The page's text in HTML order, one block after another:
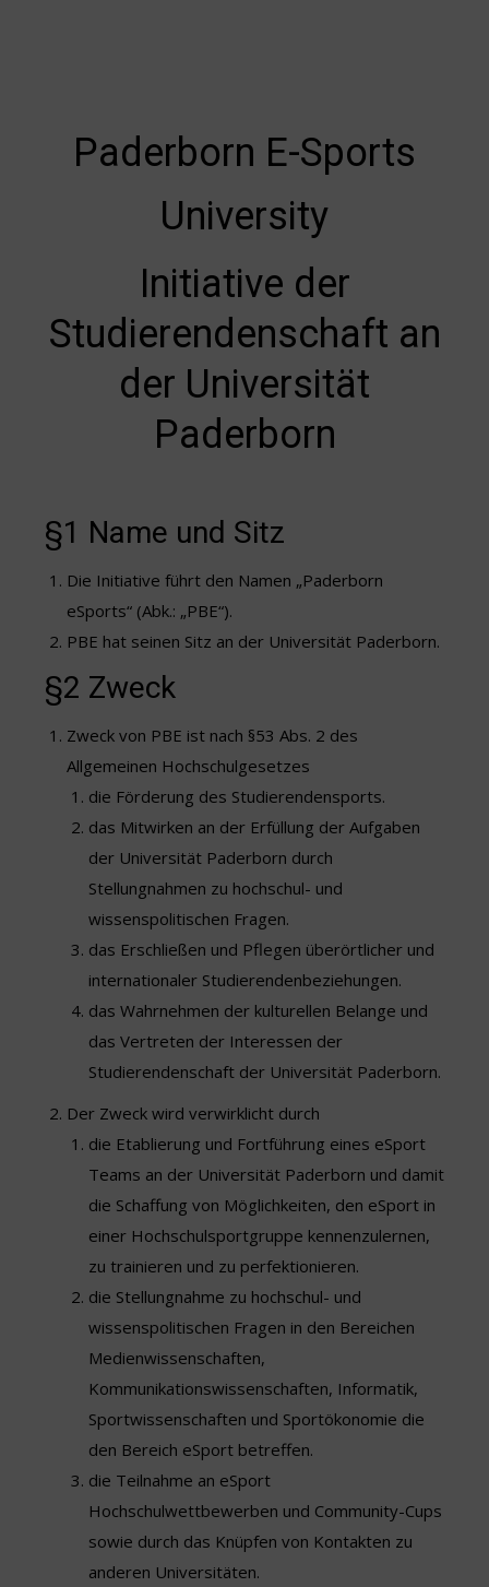
Paderborn E-Sports
University
Initiative der
Studierendenschaft an
der Universität
Paderborn
§1 Name und Sitz
Die Initiative führt den Namen „Paderborn
eSports“ (Abk.: „PBE“).
PBE hat seinen Sitz an der Universität Paderborn.
§2 Zweck
Zweck von PBE ist nach §53 Abs. 2 des
Allgemeinen Hochschulgesetzes
die Förderung des Studierendensports.
das Mitwirken an der Erfüllung der Aufgaben
der Universität Paderborn durch
Stellungnahmen zu hochschul- und
wissenspolitischen Fragen.
das Erschließen und Pflegen überörtlicher und
internationaler Studierendenbeziehungen.
das Wahrnehmen der kulturellen Belange und
das Vertreten der Interessen der
Studierendenschaft der Universität Paderborn.
Der Zweck wird verwirklicht durch
die Etablierung und Fortführung eines eSport
Teams an der Universität Paderborn und damit
die Schaffung von Möglichkeiten, den eSport in
einer Hochschulsportgruppe kennenzulernen,
zu trainieren und zu perfektionieren.
die Stellungnahme zu hochschul- und
wissenspolitischen Fragen in den Bereichen
Medienwissenschaften,
Kommunikationswissenschaften, Informatik,
Sportwissenschaften und Sportökonomie die
den Bereich eSport betreffen.
die Teilnahme an eSport
Hochschulwettbewerben und Community-Cups
sowie durch das Knüpfen von Kontakten zu
anderen Universitäten.